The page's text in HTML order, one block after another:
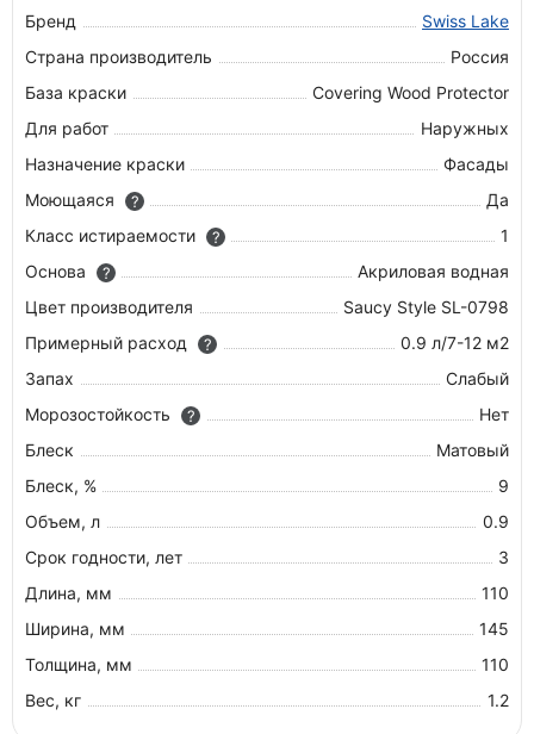
Бренд
Swiss Lake
Страна производитель
Россия
База краски
Covering Wood Protector
Для работ
Наружных
Назначение краски
Фасады
Моющаяся
?
Да
Класс истираемости
?
1
Основа
?
Акриловая водная
Цвет производителя
Saucy Style SL-0798
Примерный расход
?
0.9 л/7-12 м2
Запах
Слабый
Морозостойкость
?
Нет
Блеск
Матовый
Блеск, %
9
Объем, л
0.9
Срок годности, лет
3
Длина, мм
110
Ширина, мм
145
Толщина, мм
110
Вес, кг
1.2